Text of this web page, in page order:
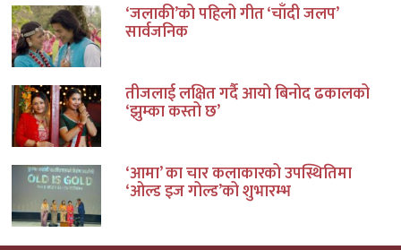
‘जलाकी’को पहिलो गीत ‘चाँदी जलप’
सार्वजनिक
तीजलाई लक्षित गर्दै आयो बिनोद ढकालको
‘झुम्का कस्तो छ’
‘आमा’ का चार कलाकारको उपस्थितिमा
‘ओल्ड इज गोल्ड’को शुभारम्भ